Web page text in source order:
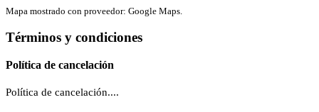
Mapa mostrado con proveedor: Google Maps.
Términos y condiciones
Política de cancelación
Política de cancelación....